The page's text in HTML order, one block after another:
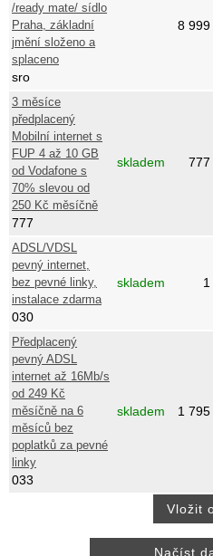
/ready mate/ sídlo
Praha, základní
jmění složeno a
splaceno
sro
8 999
3 měsíce
předplacený
Mobilní internet s
FUP 4 až 10 GB
od Vodafone s
70% slevou od
250 Kč měsíčně
777
skladem 777
ADSL/VDSL
pevný internet,
bez pevné linky,
instalace zdarma
030
skladem 1
Předplacený
pevný ADSL
internet až 16Mb/s
od 249 Kč
měsíčně na 6
měsíců bez
poplatků za pevné
linky
033
skladem 1 795